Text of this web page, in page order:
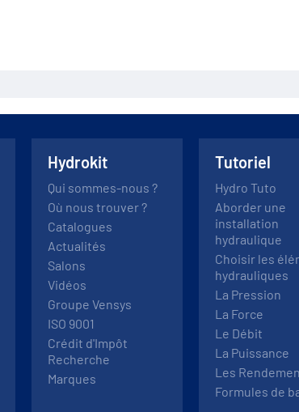
Hydrokit
Qui sommes-nous ?
Où nous trouver ?
Catalogues
Actualités
Salons
Vidéos
Groupe Vensys
ISO 9001
Crédit d'Impôt
Recherche
Marques
Tutoriel
Hydro Tuto
Aborder une
installation
hydraulique
Choisir les
hydrauliques
La Pression
La Force
Le Débit
La Puissance
Les
Formules de